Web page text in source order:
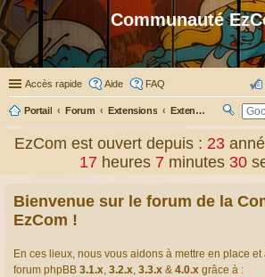
Communauté
Accès rapide Aide FAQ
Portail Forum Extensions Extensions présentées & traduites
ec
ch
er
EzCom est ouvert depuis : 23
17 heures 7 minutes 31
Bienvenue sur le forum de la
EzCom !
En ces lieux, nous vous aidons à mettre en place
forum phpBB 3.1.x, 3.2.x, 3.3.x & 4.0.x grâce à :